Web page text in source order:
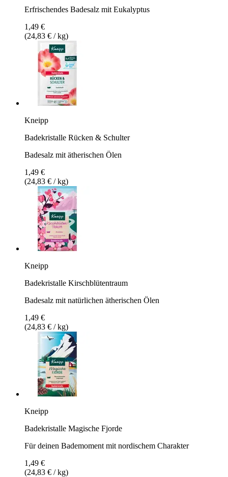
Erfrischendes Badesalz mit Eukalyptus
1,49 €
(24,83 € / kg)
Kneipp
Badekristalle Rücken & Schulter
Badesalz mit ätherischen Ölen
1,49 €
(24,83 € / kg)
Kneipp
Badekristalle Kirschblütentraum
Badesalz mit natürlichen ätherischen Ölen
1,49 €
(24,83 € / kg)
Kneipp
Badekristalle Magische Fjorde
Für deinen Bademoment mit nordischem Charakter
1,49 €
(24,83 € / kg)